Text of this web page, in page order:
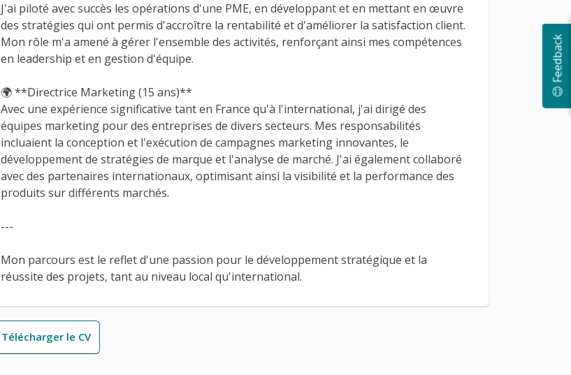
J'ai piloté avec succès les opérations d'une PME, en développant et en mettant en œuvre
des stratégies qui ont permis d'accroître la rentabilité et d'améliorer la satisfaction client.
Mon rôle m'a amené à gérer l'ensemble des activités, renforçant ainsi mes compétences
en leadership et en gestion d'équipe.
🌍 **Directrice Marketing (15 ans)**
Avec une expérience significative tant en France qu'à l'international, j'ai dirigé des
équipes marketing pour des entreprises de divers secteurs. Mes responsabilités
incluaient la conception et l'exécution de campagnes marketing innovantes, le
développement de stratégies de marque et l'analyse de marché. J'ai également collaboré
avec des partenaires internationaux, optimisant ainsi la visibilité et la performance des
produits sur différents marchés.
---
Mon parcours est le reflet d'une passion pour le développement stratégique et la
réussite des projets, tant au niveau local qu'international.
Télécharger le CV
😊 Feedback